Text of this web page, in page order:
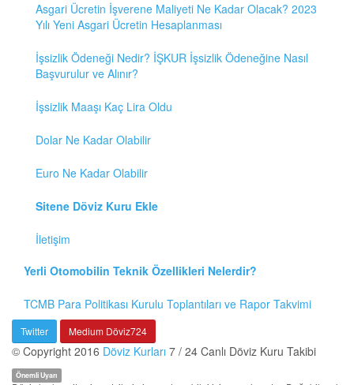
Asgari Ücretin İşverene Maliyeti Ne Kadar Olacak? 2023
Yılı Yeni Asgari Ücretin Hesaplanması
İşsizlik Ödeneği Nedir? İŞKUR İşsizlik Ödeneğine Nasıl
Başvurulur ve Alınır?
İşsizlik Maaşı Kaç Lira Oldu
Dolar Ne Kadar Olabilir
Euro Ne Kadar Olabilir
Sitene Döviz Kuru Ekle
İletişim
Yerli Otomobilin Teknik Özellikleri Nelerdir?
TCMB Para Politikası Kurulu Toplantıları ve Rapor Takvimi
Twitter Medium Döviz724
© Copyright 2016 Döviz Kurları 7 / 24 Canlı Döviz Kuru Takibi
Önemli Uyarı